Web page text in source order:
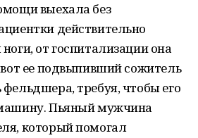
выехала без
действительно
от госпитализации она
ее подвыпивший сожитель
требуя, чтобы его
Пьяный мужчина
который помогал